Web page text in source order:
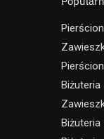
Biżuteria